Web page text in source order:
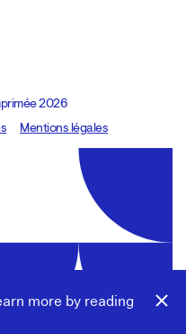
more by reading
2026
Mentions légales